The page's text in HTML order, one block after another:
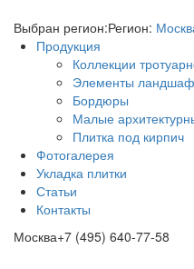
Выбран регион:Регион:
Продукция
Коллекции
Элементы
Бордюры
Малые
Плитка под кирпич
Фотогалерея
Укладка плитки
Статьи
Контакты
Москва+7 (495) 640-77-58